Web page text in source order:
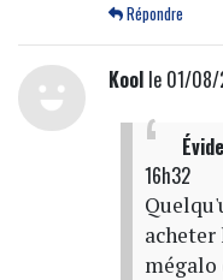
Répondre
Koolle 01/08/
16h32
acheter
mégalo